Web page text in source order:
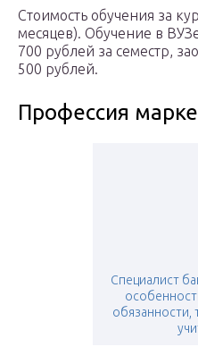
Стоимость обучения за
месяцев). Обучение в
700 рублей за семестр,
500 рублей.
Профессия
Специалист
обязанности,